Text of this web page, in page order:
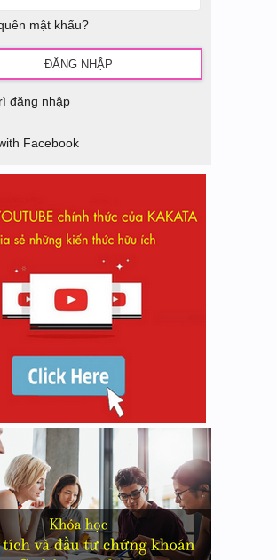
mật khẩu?
đăng nhập
Facebook